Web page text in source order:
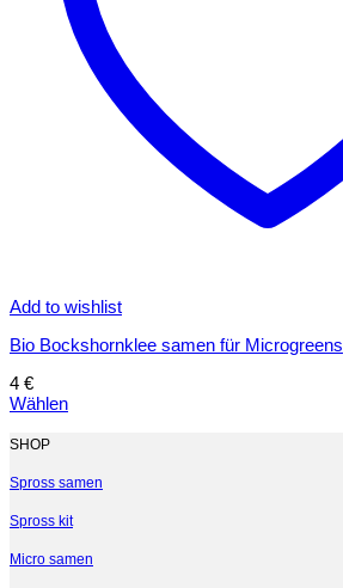
Add to wishlist
Bio Bockshornklee samen für Microgreens
4 €
Wählen
Produkt
mehrere
auf.
Optionen
SHOP
Spross samen
Spross kit
Micro samen